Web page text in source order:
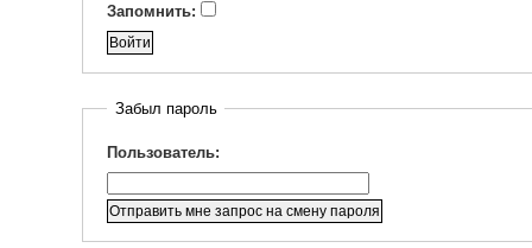
Запомнить:
Забыл пароль
Пользователь: